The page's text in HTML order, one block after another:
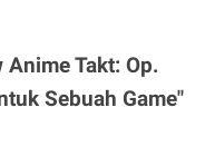
Takt: Op.
Sebuah Game"